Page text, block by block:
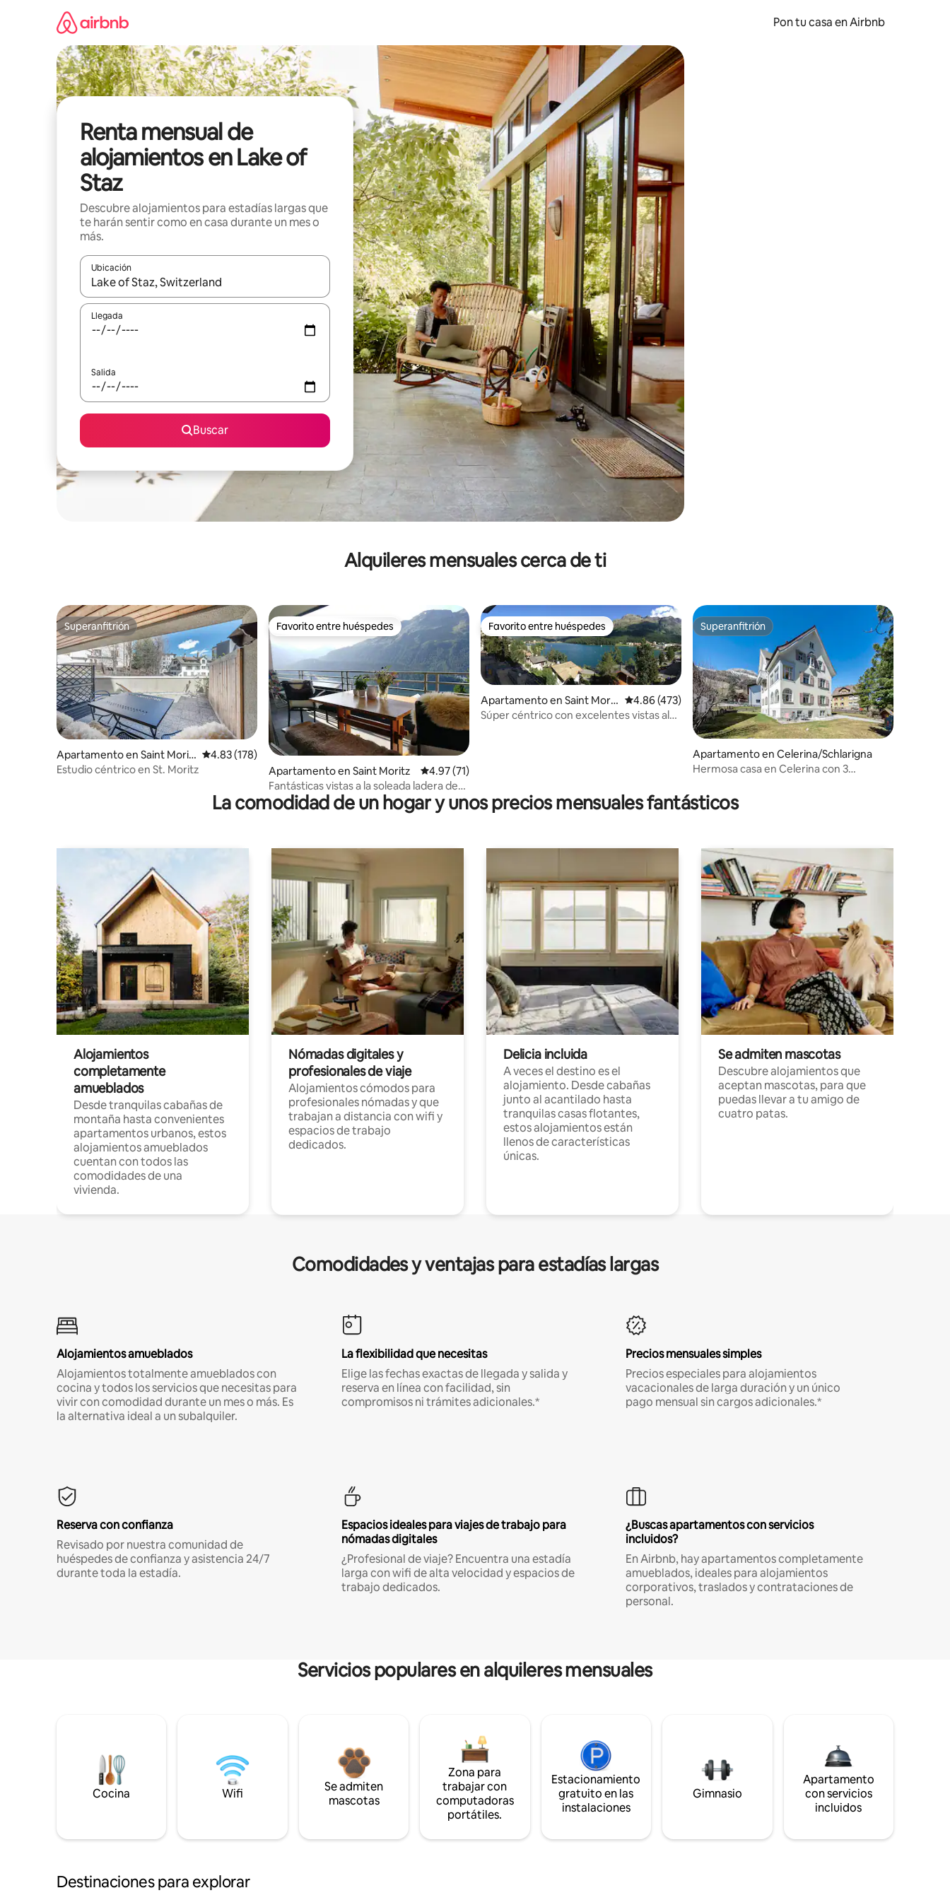
Pon tu casa en Airbnb
Renta mensual de
alojamientos en Lake of
Staz
Descubre alojamientos para estadías largas que
te harán sentir como en casa durante un mes o
más.
Ubicación
Cuando los resultados estén disponibles, navega con las teclas de flecha hacia arriba y hacia abajo o explora con el tacto o desliza el dedo.
Llegada
Salida
Buscar
Alquileres mensuales cerca de ti
Superanfitrión
Superanfitrión
Apartamento en Saint Morit
z
Calificación promedio: 4.83 de 5, 178 reseñas
4.83 (178)
Estudio céntrico en St. Moritz
Favorito entre huéspedes
Favorito entre huéspedes
Apartamento en Saint Moritz Calificación promedio: 4.97 de 5, 71 reseñas
4.97 (71)
Fantásticas vistas a la soleada ladera de
St Moritz
Favorito entre huéspedes
Favorito entre huéspedes
Apartamento en Saint Morit
z
Calificación promedio: 4.86 de 5, 473 reseñas
4.86 (473)
Súper céntrico con excelentes vistas al
Superanfitrión
Superanfitrión
Apartamento en Celerina/Schlarigna
Hermosa casa en Celerina con 3
La comodidad de un hogar y unos precios mensuales fantásticos
Alojamientos
completamente
amueblados
Desde tranquilas cabañas de
montaña hasta convenientes
apartamentos urbanos, estos
alojamientos amueblados
cuentan con todos las
comodidades de una
vivienda.
Nómadas digitales y
profesionales de viaje
Alojamientos cómodos para
profesionales nómadas y que
trabajan a distancia con wifi y
espacios de trabajo
dedicados.
Delicia incluida
A veces el destino es el
alojamiento. Desde cabañas
junto al acantilado hasta
tranquilas casas flotantes,
estos alojamientos están
llenos de características
únicas.
Se admiten mascotas
Descubre alojamientos que
aceptan mascotas, para que
puedas llevar a tu amigo de
cuatro patas.
Comodidades y ventajas para estadías largas
Alojamientos amueblados
Alojamientos totalmente amueblados con
cocina y todos los servicios que necesitas para
vivir con comodidad durante un mes o más. Es
la alternativa ideal a un subalquiler.
La flexibilidad que necesitas
Elige las fechas exactas de llegada y salida y
reserva en línea con facilidad, sin
compromisos ni trámites adicionales.*
Precios mensuales simples
Precios especiales para alojamientos
vacacionales de larga duración y un único
pago mensual sin cargos adicionales.*
Reserva con confianza
Revisado por nuestra comunidad de
huéspedes de confianza y asistencia 24/7
durante toda la estadía.
Espacios ideales para viajes de trabajo para
nómadas digitales
¿Profesional de viaje? Encuentra una estadía
larga con wifi de alta velocidad y espacios de
trabajo dedicados.
¿Buscas apartamentos con servicios
incluidos?
En Airbnb, hay apartamentos completamente
amueblados, ideales para alojamientos
corporativos, traslados y contrataciones de
personal.
Servicios populares en alquileres mensuales
Cocina Wifi
Se admiten
mascotas
Zona para
trabajar con
computadoras
portátiles.
Estacionamiento
gratuito en las
instalaciones
Gimnasio
Apartamento
con servicios
incluidos
Destinaciones para explorar